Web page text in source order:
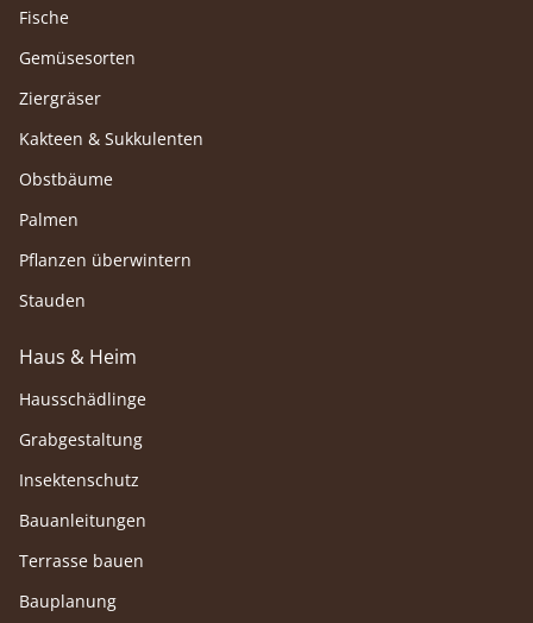
Fische
Gemüsesorten
Ziergräser
Kakteen & Sukkulenten
Obstbäume
Palmen
Pflanzen überwintern
Stauden
Haus & Heim
Hausschädlinge
Grabgestaltung
Insektenschutz
Bauanleitungen
Terrasse bauen
Bauplanung